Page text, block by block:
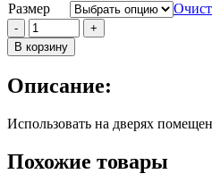
Размер
Количество
Знак
безопасности
"Доступ
запрещен"
-
+
В корзину
Описание:
Использовать на дверях
Похожие товары